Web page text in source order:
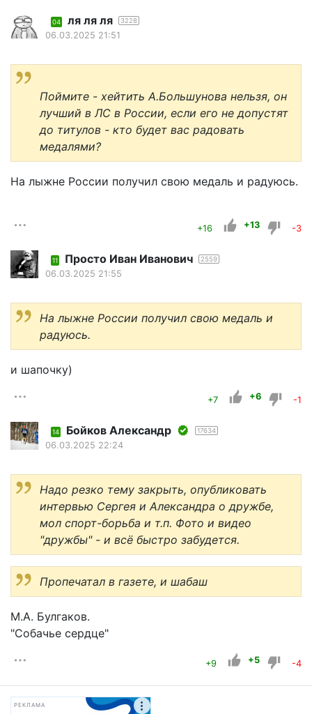
04 ля ля ля 3228
06.03.2025 21:51
Поймите - хейтить А.Большунова нельзя, он
лучший в ЛС в России, если его не допустят
до титулов - кто будет вас радовать
медалями?
На лыжне России получил свою медаль и радуюсь.
+16 +13 -3
11 Просто Иван Иванович 2559
06.03.2025 21:55
На лыжне России получил свою медаль и
радуюсь.
и шапочку)
+7 +6 -1
14 Бойков Александр 17634
06.03.2025 22:24
Надо резко тему закрыть, опубликовать
интервью Сергея и Александра о дружбе,
мол спорт-борьба и т.п. Фото и видео
"дружбы" - и всё быстро забудется.
Пропечатал в газете, и шабаш
М.А. Булгаков.
"Собачье сердце"
+9 +5 -4
РЕКЛАМА